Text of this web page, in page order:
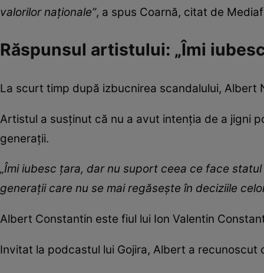
valorilor naționale”, a spus Coarnă, citat de
Răspunsul artistului: „Îmi
La scurt timp după izbucnirea scandalului,
Artistul a susținut că nu a avut intenția de a jigni
generații.
„Îmi iubesc țara, dar nu suport ceea ce face
generații care nu se mai regăsește în deciziile
Albert Constantin este fiul lui Ion Valentin
Invitat la podcastul lui Gojira, Albert a